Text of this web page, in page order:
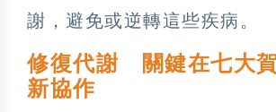
謝，避免或逆轉這些疾病。
修復代謝 關鍵在七大
新協作